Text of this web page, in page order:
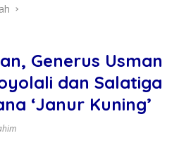
Generus Usman
dan Salatiga
‘Janur Kuning’